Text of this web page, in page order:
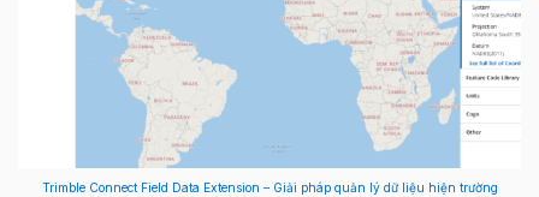
Trimble Connect Field Data Extension – Giải pháp quản lý dữ liệu hiện trường